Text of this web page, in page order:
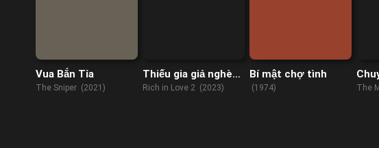
Vua Bắn Tỉa
The Sniper (2021)
Thiếu gia giả nghèo
2Rich in Love 2 (2023)
Bí mật chợ tình
(1974)
The